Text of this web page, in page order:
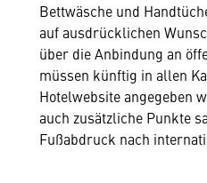
Bettwäsche und
auf ausdrücklichen
über die Anbindung an
müssen künftig in allen
Hotelwebsite angegeben
auch zusätzliche Punkte
Fußabdruck nach